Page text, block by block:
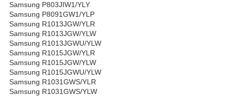
Samsung P803JIW1/YLY
Samsung P8091GW1/YLP
Samsung R1013JGW/YLR
Samsung R1013JGW/YLW
Samsung R1013JGWU/YLW
Samsung R1015JGW/YLR
Samsung R1015JGW/YLW
Samsung R1015JGWU/YLW
Samsung R1031GWS/YLR
Samsung R1031GWS/YLW